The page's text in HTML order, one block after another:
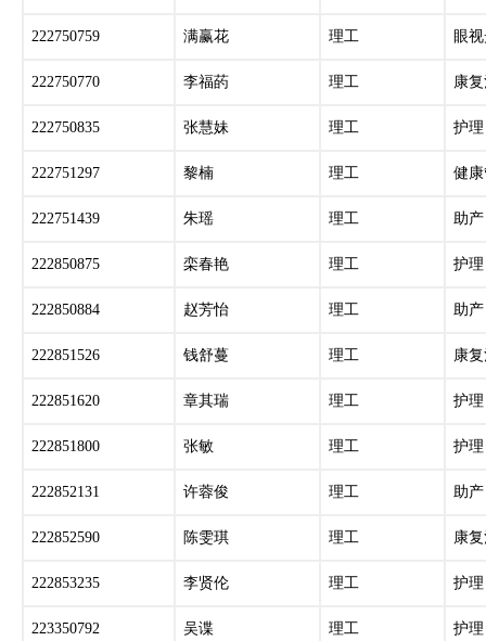
222750759 满赢花 理工 眼
222750770 李福菂 理工 康
222750835 张慧妹 理工 护理
222751297 黎楠 理工 健
222751439 朱瑶 理工 助产
222850875 栾春艳 理工 护理
222850884 赵芳怡 理工 助产
222851526 钱舒蔓 理工 康
222851620 章其瑞 理工 护理
222851800 张敏 理工 护理
222852131 许蓉俊 理工 助产
222852590 陈雯琪 理工 康
222853235 李贤伦 理工 护理
223350792 吴谍 理工 护理